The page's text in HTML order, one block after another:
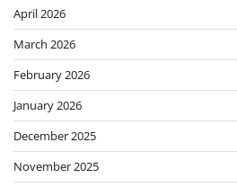
April 2026
March 2026
February 2026
January 2026
December 2025
November 2025